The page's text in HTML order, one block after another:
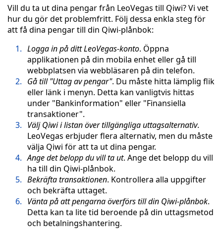
Vill du ta ut dina pengar från LeoVegas till Qiwi? Vi vet
hur du gör det problemfritt. Följ dessa enkla steg för
att få dina pengar till din Qiwi-plånbok:
Logga in på ditt LeoVegas-konto. Öppna
applikationen på din mobila enhet eller gå till
webbplatsen via webbläsaren på din telefon.
Gå till "Uttag av pengar". Du måste hitta lämplig flik
eller länk i menyn. Detta kan vanligtvis hittas
under "Bankinformation" eller "Finansiella
transaktioner".
Välj Qiwi i listan över tillgängliga uttagsalternativ.
LeoVegas erbjuder flera alternativ, men du måste
välja Qiwi för att ta ut dina pengar.
Ange det belopp du vill ta ut. Ange det belopp du vill
ha till din Qiwi-plånbok.
Bekräfta transaktionen. Kontrollera alla uppgifter
och bekräfta uttaget.
Vänta på att pengarna överförs till din Qiwi-plånbok.
Detta kan ta lite tid beroende på din uttagsmetod
och betalningshantering.